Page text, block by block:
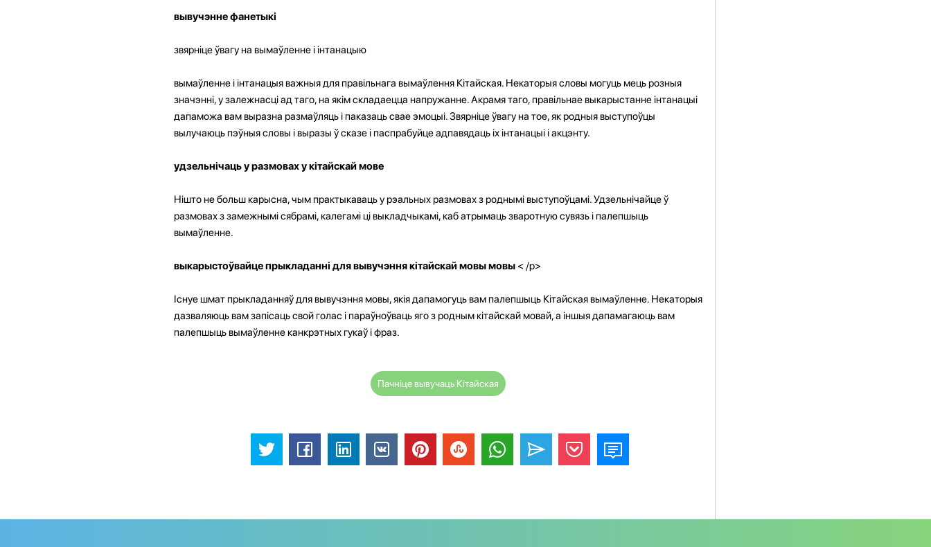
вывучэнне фанетыкі
звярніце ўвагу на вымаўленне і інтанацыю
вымаўленне і інтанацыя важныя для правільнага вымаўлення Кітайская. Некаторыя словы могуць мець розныя
значэнні, у залежнасці ад таго, на якім складаецца напружанне. Акрамя таго, правільнае выкарыстанне інтанацыі
дапаможа вам выразна размаўляць і паказаць свае эмоцыі. Звярніце ўвагу на тое, як родныя выступоўцы
вылучаюць пэўныя словы і выразы ў сказе і паспрабуйце адпавядаць іх інтанацыі і акцэнту.
удзельнічаць у размовах у кітайскай мове
Нішто не больш карысна, чым практыкаваць у рэальных размовах з роднымі выступоўцамі. Удзельнічайце ў
размовах з замежнымі сябрамі, калегамі ці выкладчыкамі, каб атрымаць зваротную сувязь і палепшыць
вымаўленне.
выкарыстоўвайце прыкладанні для вывучэння кітайскай мовы мовы < /p>
Існуе шмат прыкладанняў для вывучэння мовы, якія дапамогуць вам палепшыць Кітайская вымаўленне. Некаторыя
дазваляюць вам запісаць свой голас і параўноўваць яго з родным кітайскай мовай, а іншыя дапамагаюць вам
палепшыць вымаўленне канкрэтных гукаў і фраз.
Пачніце вывучаць Кітайская